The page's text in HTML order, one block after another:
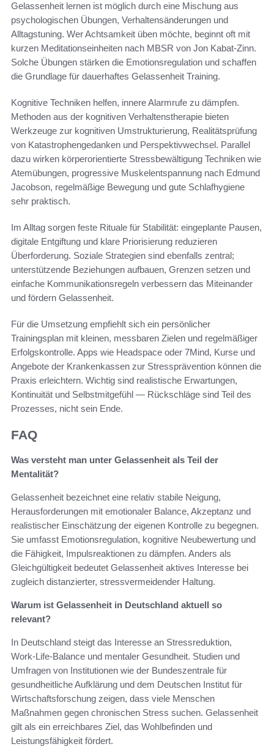
Gelassenheit lernen ist möglich durch eine Mischung aus
psychologischen Übungen, Verhaltensänderungen und
Alltagstuning. Wer Achtsamkeit üben möchte, beginnt oft mit
kurzen Meditationseinheiten nach MBSR von Jon Kabat-Zinn.
Solche Übungen stärken die Emotionsregulation und schaffen
die Grundlage für dauerhaftes Gelassenheit Training.
Kognitive Techniken helfen, innere Alarmrufe zu dämpfen.
Methoden aus der kognitiven Verhaltenstherapie bieten
Werkzeuge zur kognitiven Umstrukturierung, Realitätsprüfung
von Katastrophengedanken und Perspektivwechsel. Parallel
dazu wirken körperorientierte Stressbewältigung Techniken wie
Atemübungen, progressive Muskelentspannung nach Edmund
Jacobson, regelmäßige Bewegung und gute Schlafhygiene
sehr praktisch.
Im Alltag sorgen feste Rituale für Stabilität: eingeplante Pausen,
digitale Entgiftung und klare Priorisierung reduzieren
Überforderung. Soziale Strategien sind ebenfalls zentral;
unterstützende Beziehungen aufbauen, Grenzen setzen und
einfache Kommunikationsregeln verbessern das Miteinander
und fördern Gelassenheit.
Für die Umsetzung empfiehlt sich ein persönlicher
Trainingsplan mit kleinen, messbaren Zielen und regelmäßiger
Erfolgskontrolle. Apps wie Headspace oder 7Mind, Kurse und
Angebote der Krankenkassen zur Stressprävention können die
Praxis erleichtern. Wichtig sind realistische Erwartungen,
Kontinuität und Selbstmitgefühl — Rückschläge sind Teil des
Prozesses, nicht sein Ende.
FAQ
Was versteht man unter Gelassenheit als Teil der
Mentalität?
Gelassenheit bezeichnet eine relativ stabile Neigung,
Herausforderungen mit emotionaler Balance, Akzeptanz und
realistischer Einschätzung der eigenen Kontrolle zu begegnen.
Sie umfasst Emotionsregulation, kognitive Neubewertung und
die Fähigkeit, Impulsreaktionen zu dämpfen. Anders als
Gleichgültigkeit bedeutet Gelassenheit aktives Interesse bei
zugleich distanzierter, stressvermeidender Haltung.
Warum ist Gelassenheit in Deutschland aktuell so
relevant?
In Deutschland steigt das Interesse an Stressreduktion,
Work‑Life‑Balance und mentaler Gesundheit. Studien und
Umfragen von Institutionen wie der Bundeszentrale für
gesundheitliche Aufklärung und dem Deutschen Institut für
Wirtschaftsforschung zeigen, dass viele Menschen
Maßnahmen gegen chronischen Stress suchen. Gelassenheit
gilt als ein erreichbares Ziel, das Wohlbefinden und
Leistungsfähigkeit fördert.